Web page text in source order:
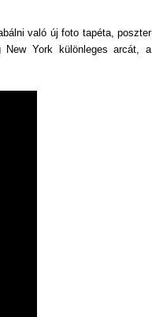
való új foto tapéta, poszter
New York különleges arcát, a